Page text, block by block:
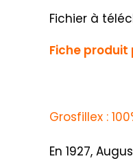
Fichier à
Fiche produit
Grosfillex :
En 1927,